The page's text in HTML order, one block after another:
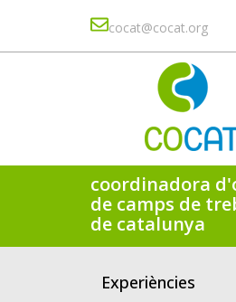
cocat@cocat.org
coordinadora
de camps de
de catalunya
Experiències